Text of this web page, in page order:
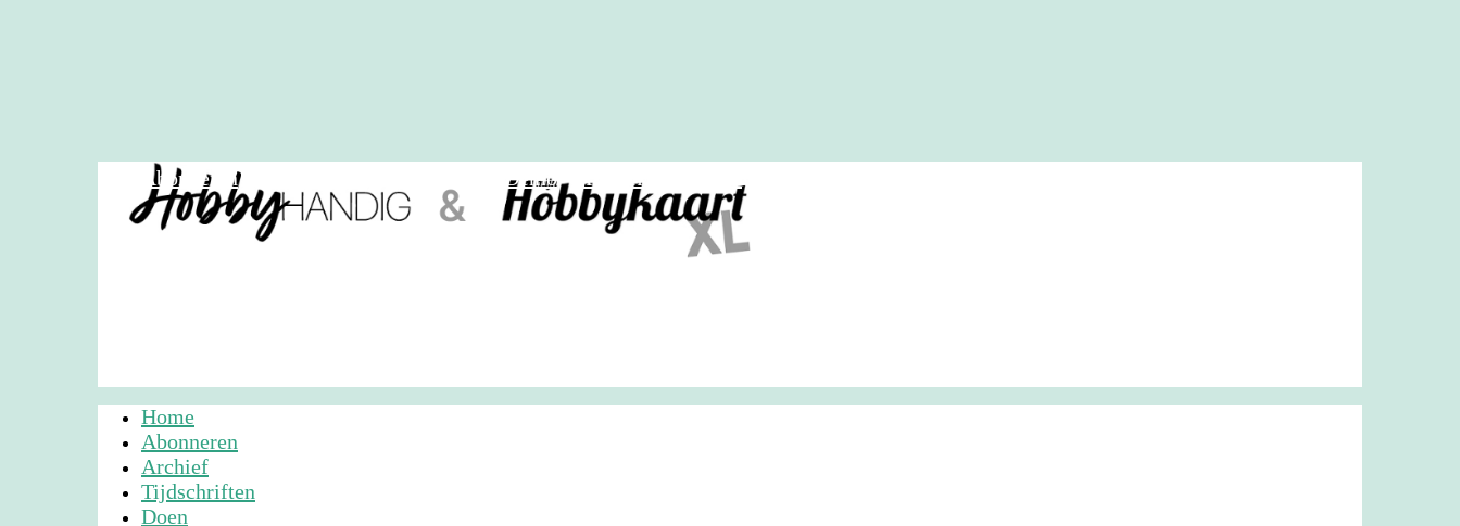
Abonneren Demo Archief
Home
Abonneren
Archief
Tijdschriften
Doen